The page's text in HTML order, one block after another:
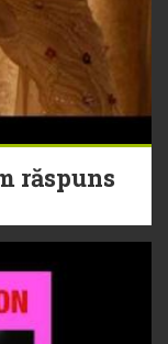
răspuns